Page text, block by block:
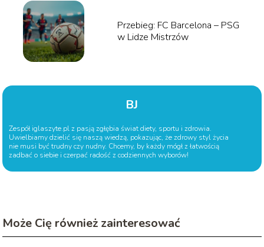
Przebieg: FC Barcelona – PSG
w Lidze Mistrzów
BJ
Zespół iglaszyte.pl z pasją zgłębia świat diety, sportu i zdrowia.
Uwielbiamy dzielić się naszą wiedzą, pokazując, że zdrowy styl życia
nie musi być trudny czy nudny. Chcemy, by każdy mógł z łatwością
zadbać o siebie i czerpać radość z codziennych wyborów!
Może Cię również zainteresować